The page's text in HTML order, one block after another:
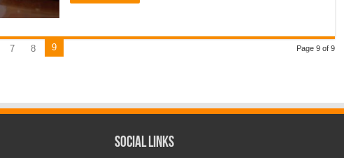
Page 9 of 9
7 8 9
Social Links